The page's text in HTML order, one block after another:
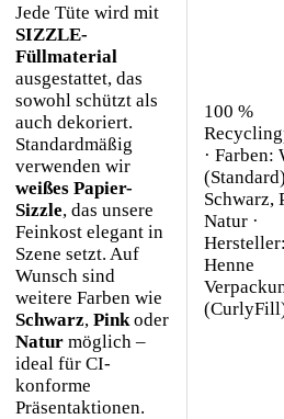
Jede Tüte wird mit
SIZZLE-
Füllmaterial
ausgestattet, das
sowohl schützt als
auch dekoriert.
Standardmäßig
verwenden wir
weißes Papier-
Sizzle, das unsere
Feinkost elegant in
Szene setzt. Auf
Wunsch sind
weitere Farben wie
Schwarz, Pink oder
Natur möglich –
ideal für CI-
konforme
Präsentaktionen.
100 %
· Farben:
Schwarz,
Natur ·
Henne